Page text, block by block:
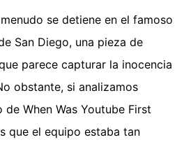
se detiene en el famoso
San Diego, una pieza de
parece capturar la inocencia
obstante, si analizamos
When Was Youtube First
que el equipo estaba tan